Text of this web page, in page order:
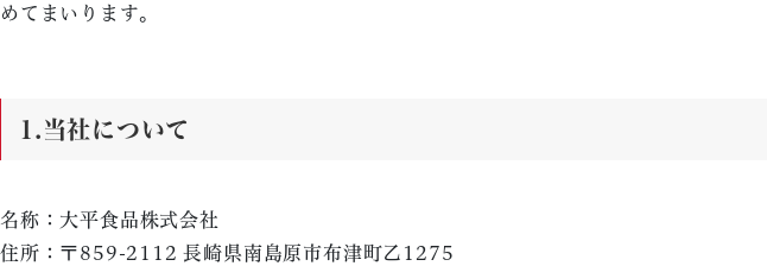
めてまいります。
1.当社について
名称：大平食品株式会社
住所：〒859-2112 長崎県南島原市布津町乙1275